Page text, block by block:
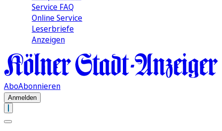
Service FAQ
Online Service
Leserbriefe
Anzeigen
AboAbonnieren
Anmelden